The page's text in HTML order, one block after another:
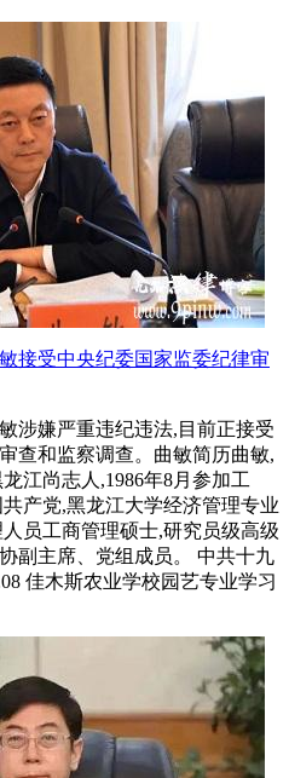
接受中央纪委国家监委纪律审
涉嫌严重违纪违法,目前正接受
查和监察调查。曲敏简历曲敏,
江尚志人,1986年8月参加工
产党,黑龙江大学经济管理专业
员工商管理硕士,研究员级高级
副主席、党组成员。 中共十九
佳木斯农业学校园艺专业学习